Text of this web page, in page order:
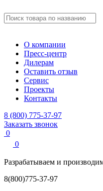
О компании
Пресс-центр
Дилерам
Оставить отзыв
Сервис
Проекты
Контакты
8 (800) 775-37-97
Заказать звонок
0
0
Разрабатываем и
8(800)775-37-97